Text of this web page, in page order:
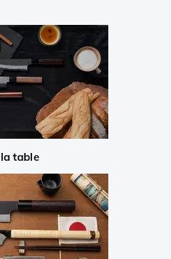
table